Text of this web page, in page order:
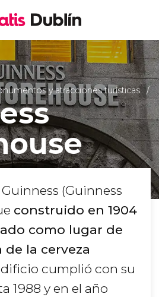
y atracciones turísticas
(Guinness
construido en 1904
como lugar de
la cerveza
cumplió con su
1988 y en el año